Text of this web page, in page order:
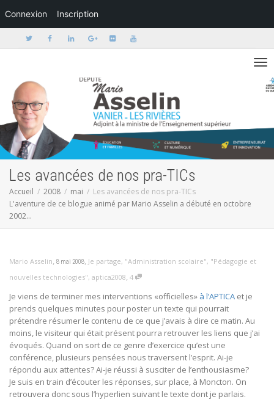
Connexion Inscription
Activer/
Les avancées de nos pra-TICs
Accueil 2008 mai
Les avancées de nos pra-TICs
L'aventure de ce blogue animé par Mario Asselin a débuté en octobre
2002...
Mario Asselin, 8 mai 2008, Je partage, "Administration scolaire", "Pédagogie et
nouvelles technologies", aptica2008, 4
Je viens de terminer mes interventions «officielles» à l’APTICA et je
prends quelques minutes pour poster un texte qui pourrait
prétendre résumer le contenu de ce que j’avais à dire ce matin. Au
moins, le visiteur qui était présent pourra retrouver les liens que j’ai
évoqués. Quand on sort de ce genre d’exercice qu’est une
conférence, plusieurs pensées nous traversent l’esprit. Ai-je
répondu aux attentes? Ai-je réussi à susciter de l’enthousiasme?
Je suis en train d’écouter les réponses, sur place, à Moncton. On
retrouvera donc sous l’hyperlien suivant le texte dont je parlais.